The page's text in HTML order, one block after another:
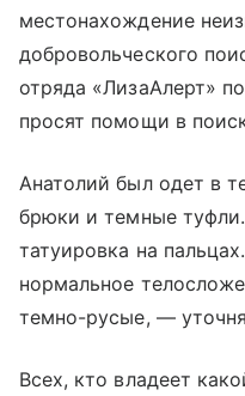
местонахождение
добровольческого
отряда «ЛизаАлерт»
просят помощи в
Анатолий был одет в
брюки и темные
татуировка на
нормальное
темно-русые, —
Всех, кто владеет